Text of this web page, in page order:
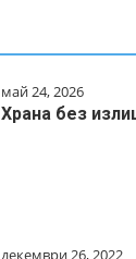
май 24, 2026
Храна без
декември 26, 2022